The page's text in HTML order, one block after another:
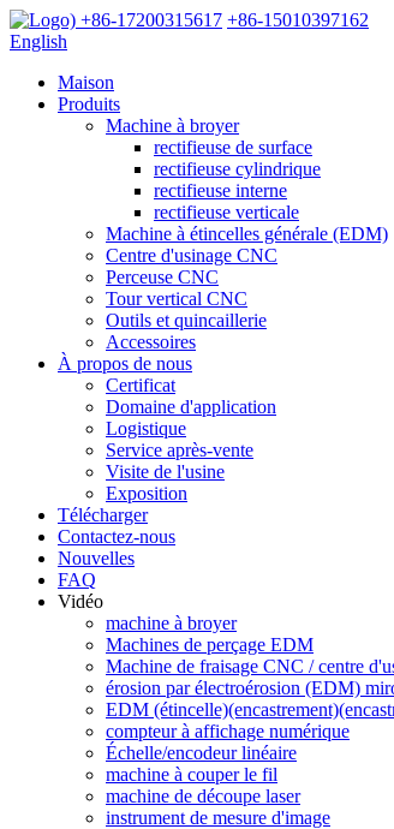
+86-17200315617 +86-15010397162
English
Maison
Produits
Machine à broyer
rectifieuse de surface
rectifieuse cylindrique
rectifieuse interne
rectifieuse verticale
Machine à étincelles générale (EDM)
Centre d'usinage CNC
Perceuse CNC
Tour vertical CNC
Outils et quincaillerie
Accessoires
À propos de nous
Certificat
Domaine d'application
Logistique
Service après-vente
Visite de l'usine
Exposition
Télécharger
Contactez-nous
Nouvelles
FAQ
Vidéo
machine à broyer
Machines de perçage EDM
Machine de fraisage CNC / centre
érosion par électroérosion (EDM)
EDM
compteur à affichage numérique
Échelle/encodeur linéaire
machine à couper le fil
machine de découpe laser
instrument de mesure d'image